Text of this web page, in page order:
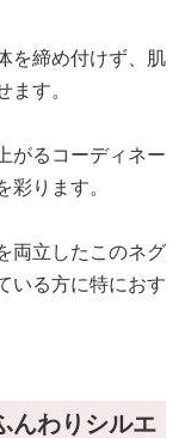
を締め付けず、肌
す。
がるコーディネー
ります。
両立したこのネグ
いる方に特におす
んわりシルエ